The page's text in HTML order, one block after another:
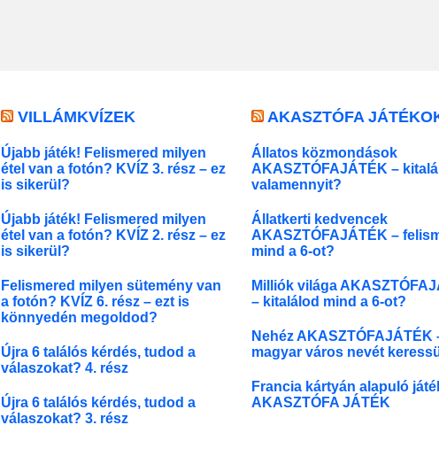
VILLÁMKVÍZEK
Újabb játék! Felismered milyen
étel van a fotón? KVÍZ 3. rész – ez
is sikerül?
Újabb játék! Felismered milyen
étel van a fotón? KVÍZ 2. rész – ez
is sikerül?
Felismered milyen sütemény van
a fotón? KVÍZ 6. rész – ezt is
könnyedén megoldod?
Újra 6 találós kérdés, tudod a
válaszokat? 4. rész
Újra 6 találós kérdés, tudod a
válaszokat? 3. rész
AKASZTÓFA
Állatos közmondások
AKASZTÓFAJÁTÉK –
valamennyit?
Állatkerti kedvencek
AKASZTÓFAJÁTÉK –
mind a 6-ot?
Milliók világa
– kitalálod mind a 6-ot?
Nehéz AKASZTÓFAJÁTÉK
magyar város nevét
Francia kártyán alapuló
AKASZTÓFA JÁTÉK